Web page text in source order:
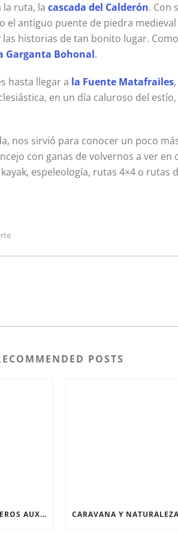
ruta, la cascada del Calderón. Con
el antiguo puente de piedra
historias de tan bonito lugar.
Garganta Bohonal.
hasta llegar a la Fuente Matafrailes
en un día caluroso del
nos sirvió para conocer un poco
con ganas de volvernos a ver en
espeleología, rutas 4×4 o rutas
POSTS
EL BOTIQUÍN DE PRIMEROS AUXILIOS DEL GUÍA DE BARRANCOS. BARRANQUISMO SEGURO.